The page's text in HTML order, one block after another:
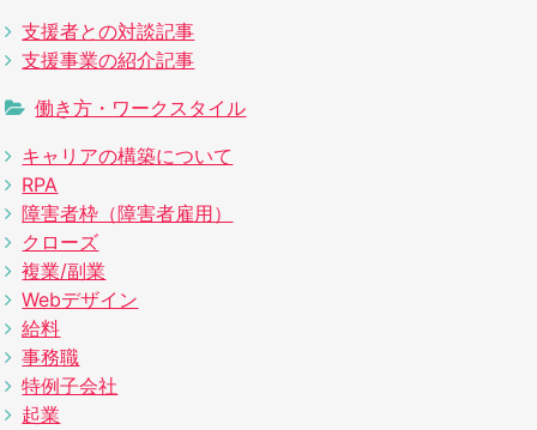
支援者との対談記事
支援事業の紹介記事
働き方・ワークスタイル
キャリアの構築について
RPA
障害者枠（障害者雇用）
クローズ
複業/副業
Webデザイン
給料
事務職
特例子会社
起業